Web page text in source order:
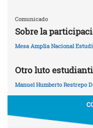
Comunicado
Sobre la
Mesa Amplia Nacional
Otro luto
Manuel Humberto Restrepo